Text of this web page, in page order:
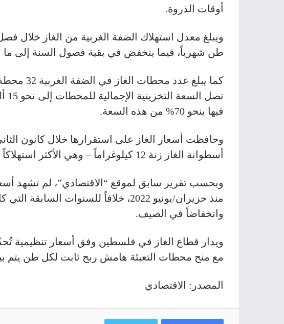
أوقات الذروة.
طن شهرياً، فيما ينخفض في بقية فصول السنة إلى ما بين 3 آلاف و4
كما يبلغ
فيها بنحو 70% من هذه السعة.
أسطوانة الغاز زنة 12 كيلوغراماً – وهي الأكثر استهلاكاً – نحو 70 شيكلاً.
وبحسب تقرير سابق لموقع “الاقتصادي”، لم تشهد
منذ حزيران/يونيو 2022، خلافاً للسنوات
وانخفاضاً في الصيف.
ويدار قطاع الغاز في فلسطين وفق أسعار تنظيمية
مع منح محطات التعبئة هامش ربح ثابت لكل طن يتم
المصدر: الاقتصادي